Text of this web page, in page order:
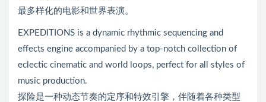
最多样化的电影和世界表演。
EXPEDITIONS is a dynamic rhythmic sequencing and
effects engine accompanied by a top-notch collection of
eclectic cinematic and world loops, perfect for all styles of
music production.
探险是一种动态节奏的定序和特效引擎，伴随着各种类型